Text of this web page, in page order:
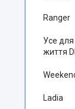
Ranger
Усе
життя
Ladia